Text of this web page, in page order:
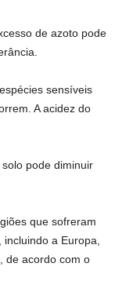
de azoto pode
sensíveis
A acidez do
pode diminuir
que sofreram
a Europa,
de acordo com o